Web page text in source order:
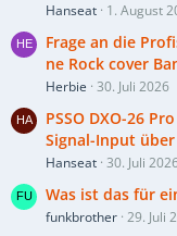
Hanseat 1. August
Frage an die
ne Rock cover
Herbie 30. Juli 2026
PSSO DXO-26
Signal-Input
Hanseat 30. Juli
Was ist das für
funkbrother 29. Juli